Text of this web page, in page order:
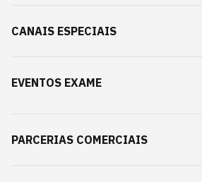
CANAIS ESPECIAIS
EVENTOS EXAME
PARCERIAS COMERCIAIS